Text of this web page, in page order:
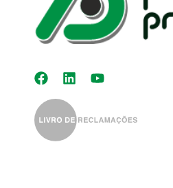
Auto-Rádios